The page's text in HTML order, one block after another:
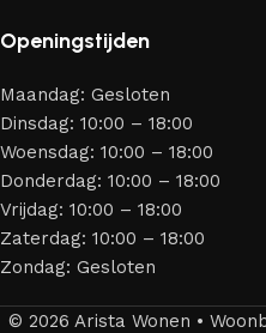
Openingstijden
Maandag: Gesloten
Dinsdag: 10:00 – 18:00
Woensdag: 10:00 – 18:00
Donderdag: 10:00 – 18:00
Vrijdag: 10:00 – 18:00
Zaterdag: 10:00 – 18:00
Zondag: Gesloten
© 2026 Arista Wonen •